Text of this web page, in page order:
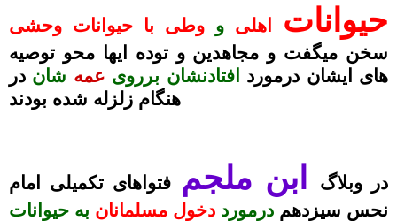
حیوانات اهلی و وطی با حیوانات وحشی
سخن میگفت و مجاهدین و توده ایها محو توصیه
های ایشان درمورد
افتادنشان برروی عمه شان در
هنگام زلزله شده بودند
در وبلاگ
ابن ملجم
فتواهای تکمیلی امام
نحس سیزدهم درمورد دخول مسلمانان به حیوانات